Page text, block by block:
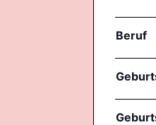
Beruf